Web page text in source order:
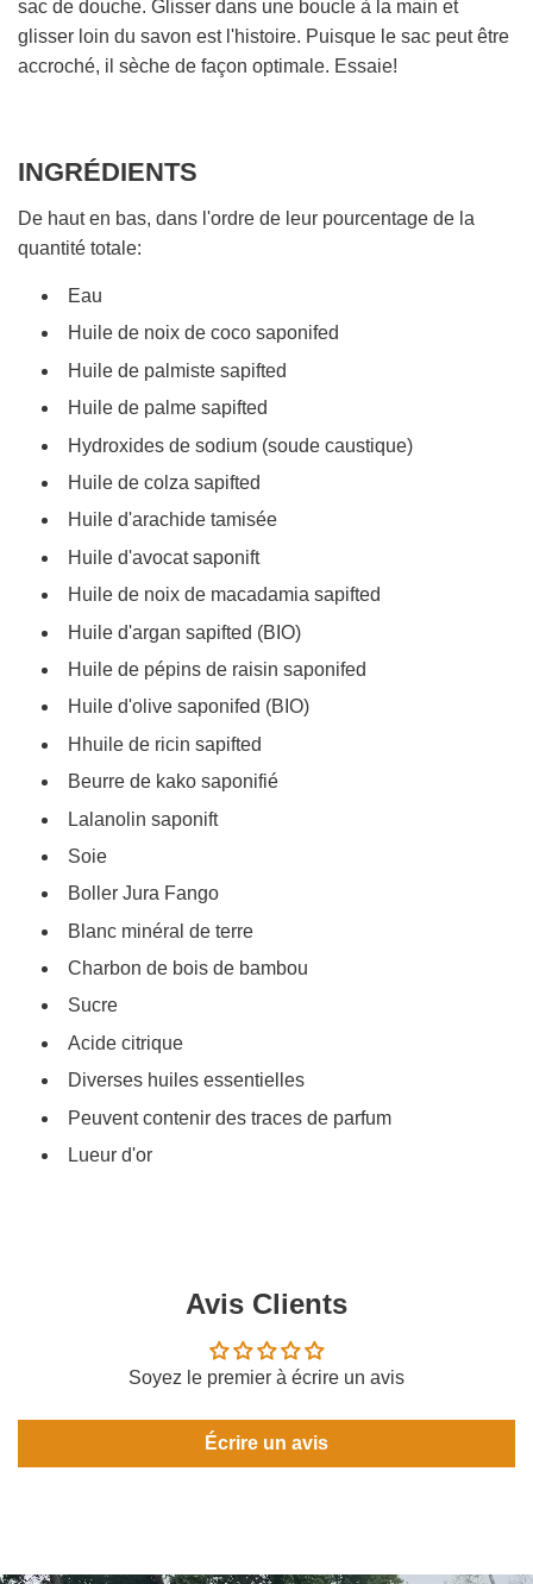
sac de douche. Glisser dans une boucle à la main et
glisser loin du savon est l'histoire. Puisque le sac peut être
accroché, il sèche de façon optimale. Essaie!
INGRÉDIENTS
De haut en bas, dans l'ordre de leur pourcentage de la
quantité totale:
Eau
Huile de noix de coco saponifed
Huile de palmiste sapifted
Huile de palme sapifted
Hydroxides de sodium (soude caustique)
Huile de colza sapifted
Huile d'arachide tamisée
Huile d'avocat saponift
Huile de noix de macadamia sapifted
Huile d'argan sapifted (BIO)
Huile de pépins de raisin saponifed
Huile d'olive saponifed (BIO)
Hhuile de ricin sapifted
Beurre de kako saponifié
Lalanolin saponift
Soie
Boller Jura Fango
Blanc minéral de terre
Charbon de bois de bambou
Sucre
Acide citrique
Diverses huiles essentielles
Peuvent contenir des traces de parfum
Lueur d'or
Avis Clients
Soyez le premier à écrire un avis
Écrire un avis